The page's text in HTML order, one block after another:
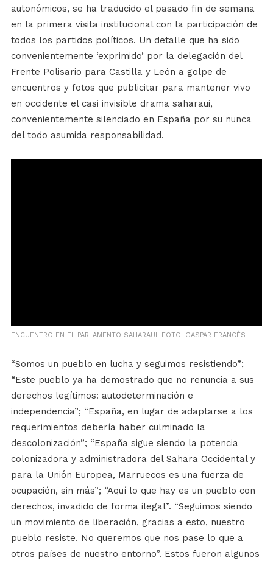
autonómicos, se ha traducido el pasado fin de semana
en la primera visita institucional con la participación de
todos los partidos políticos. Un detalle que ha sido
convenientemente ‘exprimido’ por la delegación del
Frente Polisario para Castilla y León a golpe de
encuentros y fotos que publicitar para mantener vivo
en occidente el casi invisible drama saharaui,
convenientemente silenciado en España por su nunca
del todo asumida responsabilidad.
ENCUENTRO EN EL PARLAMENTO SAHARAUI. FOTO: GASPAR FRANCÉS
“Somos un pueblo en lucha y seguimos resistiendo”;
“Este pueblo ya ha demostrado que no renuncia a sus
derechos legítimos: autodeterminación e
independencia”; “España, en lugar de adaptarse a los
requerimientos debería haber culminado la
descolonización”; “España sigue siendo la potencia
colonizadora y administradora del Sahara Occidental y
para la Unión Europea, Marruecos es una fuerza de
ocupación, sin más”; “Aquí lo que hay es un pueblo con
derechos, invadido de forma ilegal”. “Seguimos siendo
un movimiento de liberación, gracias a esto, nuestro
pueblo resiste. No queremos que nos pase lo que a
otros países de nuestro entorno”. Estos fueron algunos